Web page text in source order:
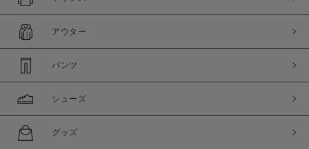
この条件で絞り込む
アウター
パンツ
シューズ
グッズ